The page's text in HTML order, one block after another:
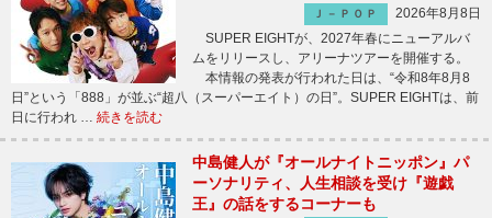
Ｊ－ＰＯＰ
2026年8月8日
SUPER EIGHTが、2027年春にニューアルバ
ムをリリースし、アリーナツアーを開催する。
本情報の発表が行われた日は、“令和8年8月8
日”という「888」が並ぶ“超八（スーパーエイト）の日”。SUPER EIGHTは、前
日に行われ … 続きを読む
中島健人が『オールナイトニッポン』パ
ーソナリティ、人生相談を受け『遊戯
王』の話をするコーナーも